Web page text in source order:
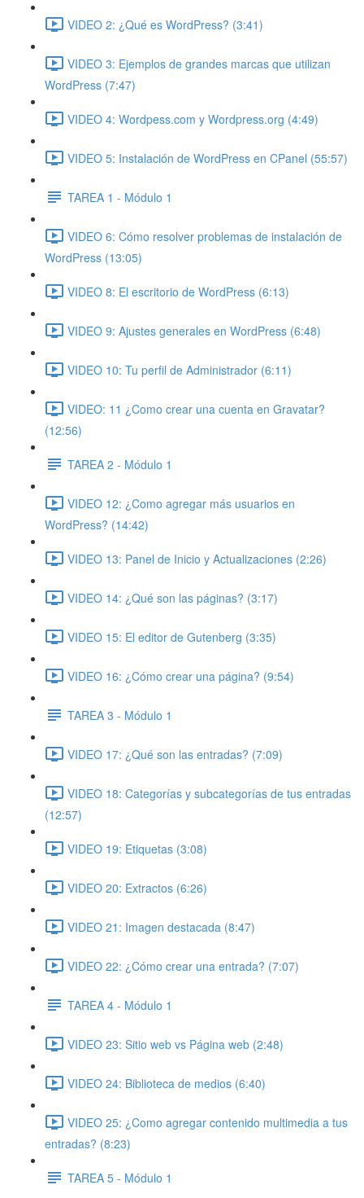
VIDEO 2: ¿Qué es WordPress? (3:41)
VIDEO 3: Ejemplos de grandes marcas que utilizan
WordPress (7:47)
VIDEO 4: Wordpess.com y Wordpress.org (4:49)
VIDEO 5: Instalación de WordPress en CPanel (55:57)
TAREA 1 - Módulo 1
VIDEO 6: Cómo resolver problemas de instalación de
WordPress (13:05)
VIDEO 8: El escritorio de WordPress (6:13)
VIDEO 9: Ajustes generales en WordPress (6:48)
VIDEO 10: Tu perfil de Administrador (6:11)
VIDEO: 11 ¿Como crear una cuenta en Gravatar?
(12:56)
TAREA 2 - Módulo 1
VIDEO 12: ¿Como agregar más usuarios en
WordPress? (14:42)
VIDEO 13: Panel de Inicio y Actualizaciones (2:26)
VIDEO 14: ¿Qué son las páginas? (3:17)
VIDEO 15: El editor de Gutenberg (3:35)
VIDEO 16: ¿Cómo crear una página? (9:54)
TAREA 3 - Módulo 1
VIDEO 17: ¿Qué son las entradas? (7:09)
VIDEO 18: Categorías y subcategorías de tus entradas
(12:57)
VIDEO 19: Etiquetas (3:08)
VIDEO 20: Extractos (6:26)
VIDEO 21: Imagen destacada (8:47)
VIDEO 22: ¿Cómo crear una entrada? (7:07)
TAREA 4 - Módulo 1
VIDEO 23: Sitio web vs Página web (2:48)
VIDEO 24: Biblioteca de medios (6:40)
VIDEO 25: ¿Como agregar contenido multimedia a tus
entradas? (8:23)
TAREA 5 - Módulo 1